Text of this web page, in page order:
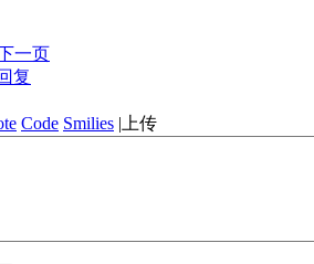
一页
Code Smilies | 上传